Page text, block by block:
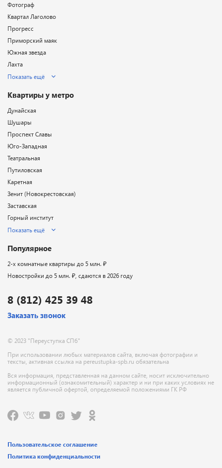
8 (812) 425 39 48
Заказать звонок
© 2023 "Переуступка СПб"
При использовании любых материалов сайта, включая фотографии и
тексты, активная ссылка на pereustupka-spb.ru обязательна
Вся информация, представленная на данном сайте, носит исключительно
информационный (ознакомительный) характер и ни при каких условиях не
является публичной офертой, определяемой положениями ГК РФ
Фотограф
Квартал Лаголово
Прогресс
Приморский маяк
Южная звезда
Лахта
Показать ещё
Квартиры у метро
Дунайская
Шушары
Проспект Славы
Юго-Западная
Театральная
Путиловская
Каретная
Зенит (Новокрестовская)
Заставская
Горный институт
Показать ещё
Популярное
2-х комнатные квартиры до 5 млн. ₽
Новостройки до 5 млн. ₽, сдаются в 2026 году
Пользовательское соглашение
Политика конфиденциальности